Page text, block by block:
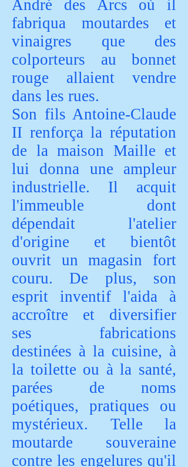
André des Arcs où il
fabriqua moutardes et
vinaigres que des
colporteurs au bonnet
rouge allaient vendre
dans les rues.
Son fils Antoine-Claude
II renforça la réputation
de la maison Maille et
lui donna une ampleur
industrielle. Il acquit
l'immeuble dont
dépendait l'atelier
d'origine et bientôt
ouvrit un magasin fort
couru. De plus, son
esprit inventif l'aida à
accroître et diversifier
ses fabrications
destinées à la cuisine, à
la toilette ou à la santé,
parées de noms
poétiques, pratiques ou
mystérieux. Telle la
moutarde souveraine
contre les engelures qu'il